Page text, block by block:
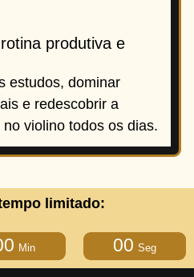
produtiva e
estudos, dominar
e redescobrir a
violino todos os dias.
limitado:
Min 00 Seg